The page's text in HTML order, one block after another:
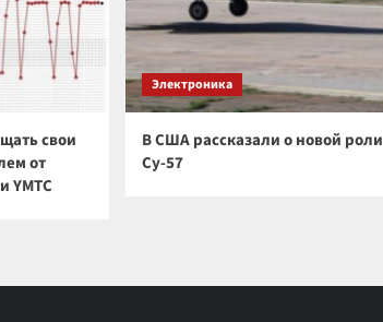
свои
от
YMTC
Электроника
В США рассказали о новой роли
Су-57